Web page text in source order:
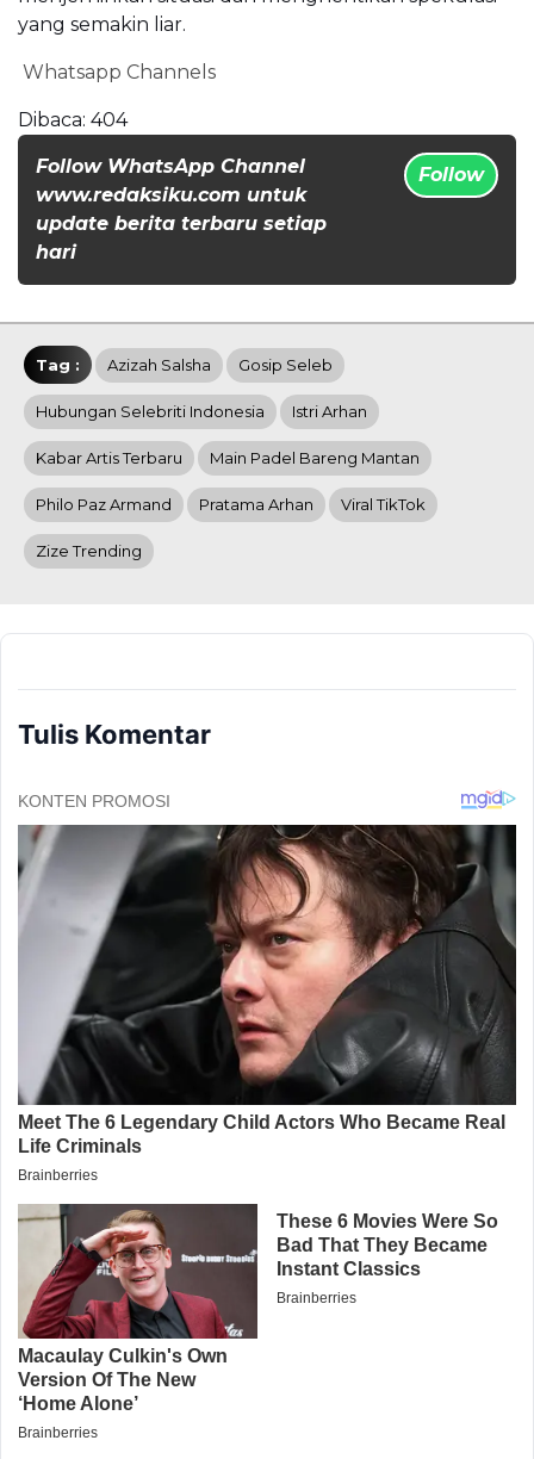
yang semakin liar.
Whatsapp Channels
Dibaca: 404
Follow WhatsApp Channel
www.redaksiku.com untuk
update berita terbaru setiap
hari
Follow
Tag : Azizah Salsha Gosip Seleb
Hubungan Selebriti Indonesia Istri Arhan
Kabar Artis Terbaru Main Padel Bareng Mantan
Philo Paz Armand Pratama Arhan Viral TikTok
Zize Trending
Tulis Komentar